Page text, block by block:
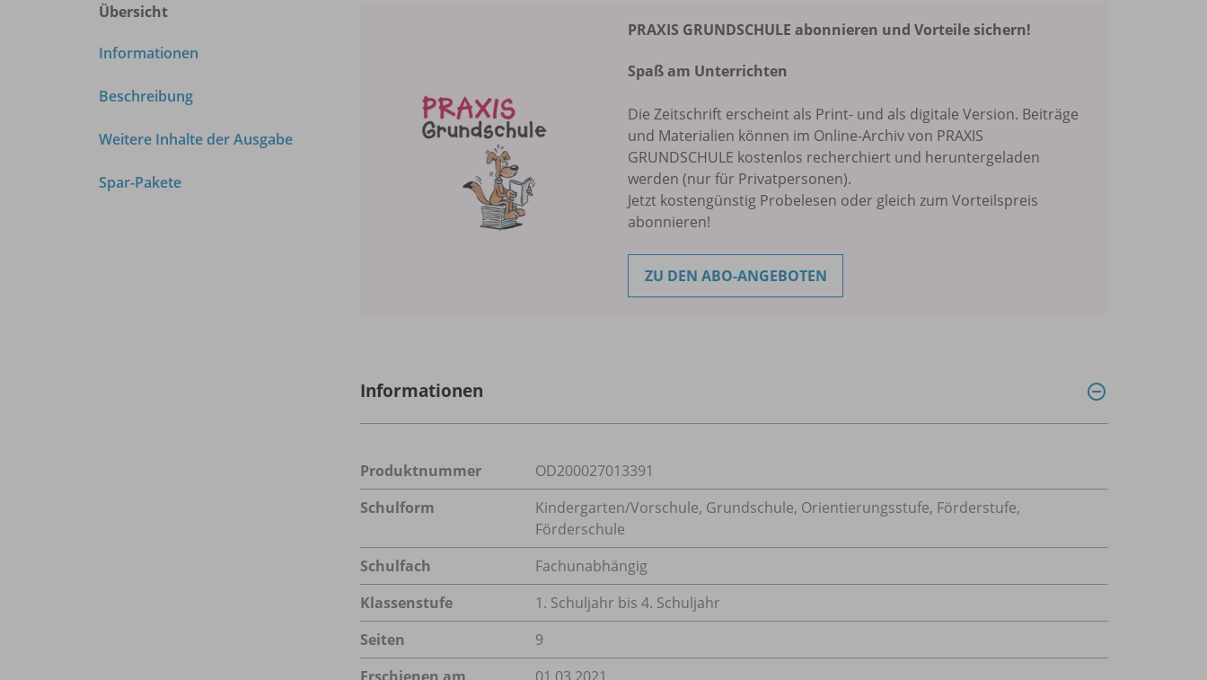
Übersicht
Informationen
Beschreibung
Weitere Inhalte der Ausgabe
Spar-Pakete
PRAXIS GRUNDSCHULE abonnieren und Vorteile sichern!
Spaß am Unterrichten
Die Zeitschrift erscheint als Print- und als digitale Version. Beiträge
und Materialien können im Online-Archiv von PRAXIS
GRUNDSCHULE kostenlos recherchiert und heruntergeladen
werden (nur für Privatpersonen).
Jetzt kostengünstig Probelesen oder gleich zum Vorteilspreis
abonnieren!
ZU DEN ABO-ANGEBOTEN
Informationen
Produktnummer
OD200027013391
Schulform
Kindergarten/Vorschule, Grundschule, Orientierungsstufe, Förderstufe,
Förderschule
Schulfach
Fachunabhängig
Klassenstufe
1. Schuljahr bis 4. Schuljahr
Seiten
9